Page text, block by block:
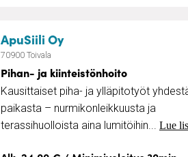
ApuSiili Oy– Pihan- ja
70900 Toivala
Pihan- ja kiinteistönhoito
Kausittaiset piha- ja ylläpitotyöt
paikasta – nurmikonleikkuusta ja
terassihuolloista aina lumitöihin... Lue